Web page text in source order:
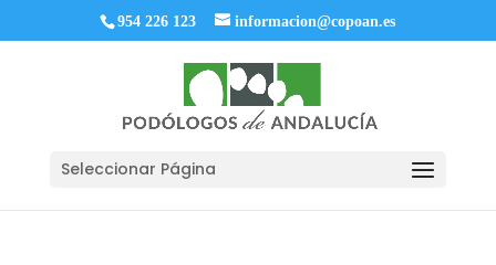
954 226 123 informacion@copoan.es
Seleccionar Página